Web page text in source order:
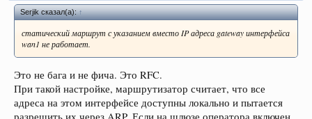
Serjik сказал(а):↑
статический маршрут с указанием вместо IP адреса gateway интерфейса
wan1 не работает.
Это не бага и не фича. Это RFC.
При такой настройке, маршрутизатор считает, что все
адреса на этом интерфейсе доступны локально и пытается
разрешить их через ARP. Если на шлюзе оператора включен